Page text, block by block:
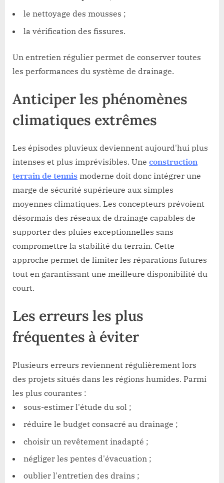
le nettoyage des mousses ;
la vérification des fissures.
Un entretien régulier permet de conserver toutes
les performances du système de drainage.
Anticiper les phénomènes
climatiques extrêmes
Les épisodes pluvieux deviennent aujourd'hui plus
intenses et plus imprévisibles. Une construction
terrain de tennis moderne doit donc intégrer une
marge de sécurité supérieure aux simples
moyennes climatiques. Les concepteurs prévoient
désormais des réseaux de drainage capables de
supporter des pluies exceptionnelles sans
compromettre la stabilité du terrain. Cette
approche permet de limiter les réparations futures
tout en garantissant une meilleure disponibilité du
court.
Les erreurs les plus
fréquentes à éviter
Plusieurs erreurs reviennent régulièrement lors
des projets situés dans les régions humides. Parmi
les plus courantes :
sous-estimer l'étude du sol ;
réduire le budget consacré au drainage ;
choisir un revêtement inadapté ;
négliger les pentes d'évacuation ;
oublier l'entretien des drains ;